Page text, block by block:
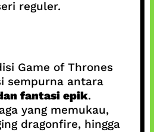
reguler.
Game of Thrones
sempurna antara
fantasi epik.
yang memukau,
dragonfire, hingga